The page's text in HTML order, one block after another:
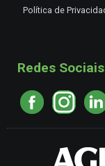
Política de
Redes Sociais